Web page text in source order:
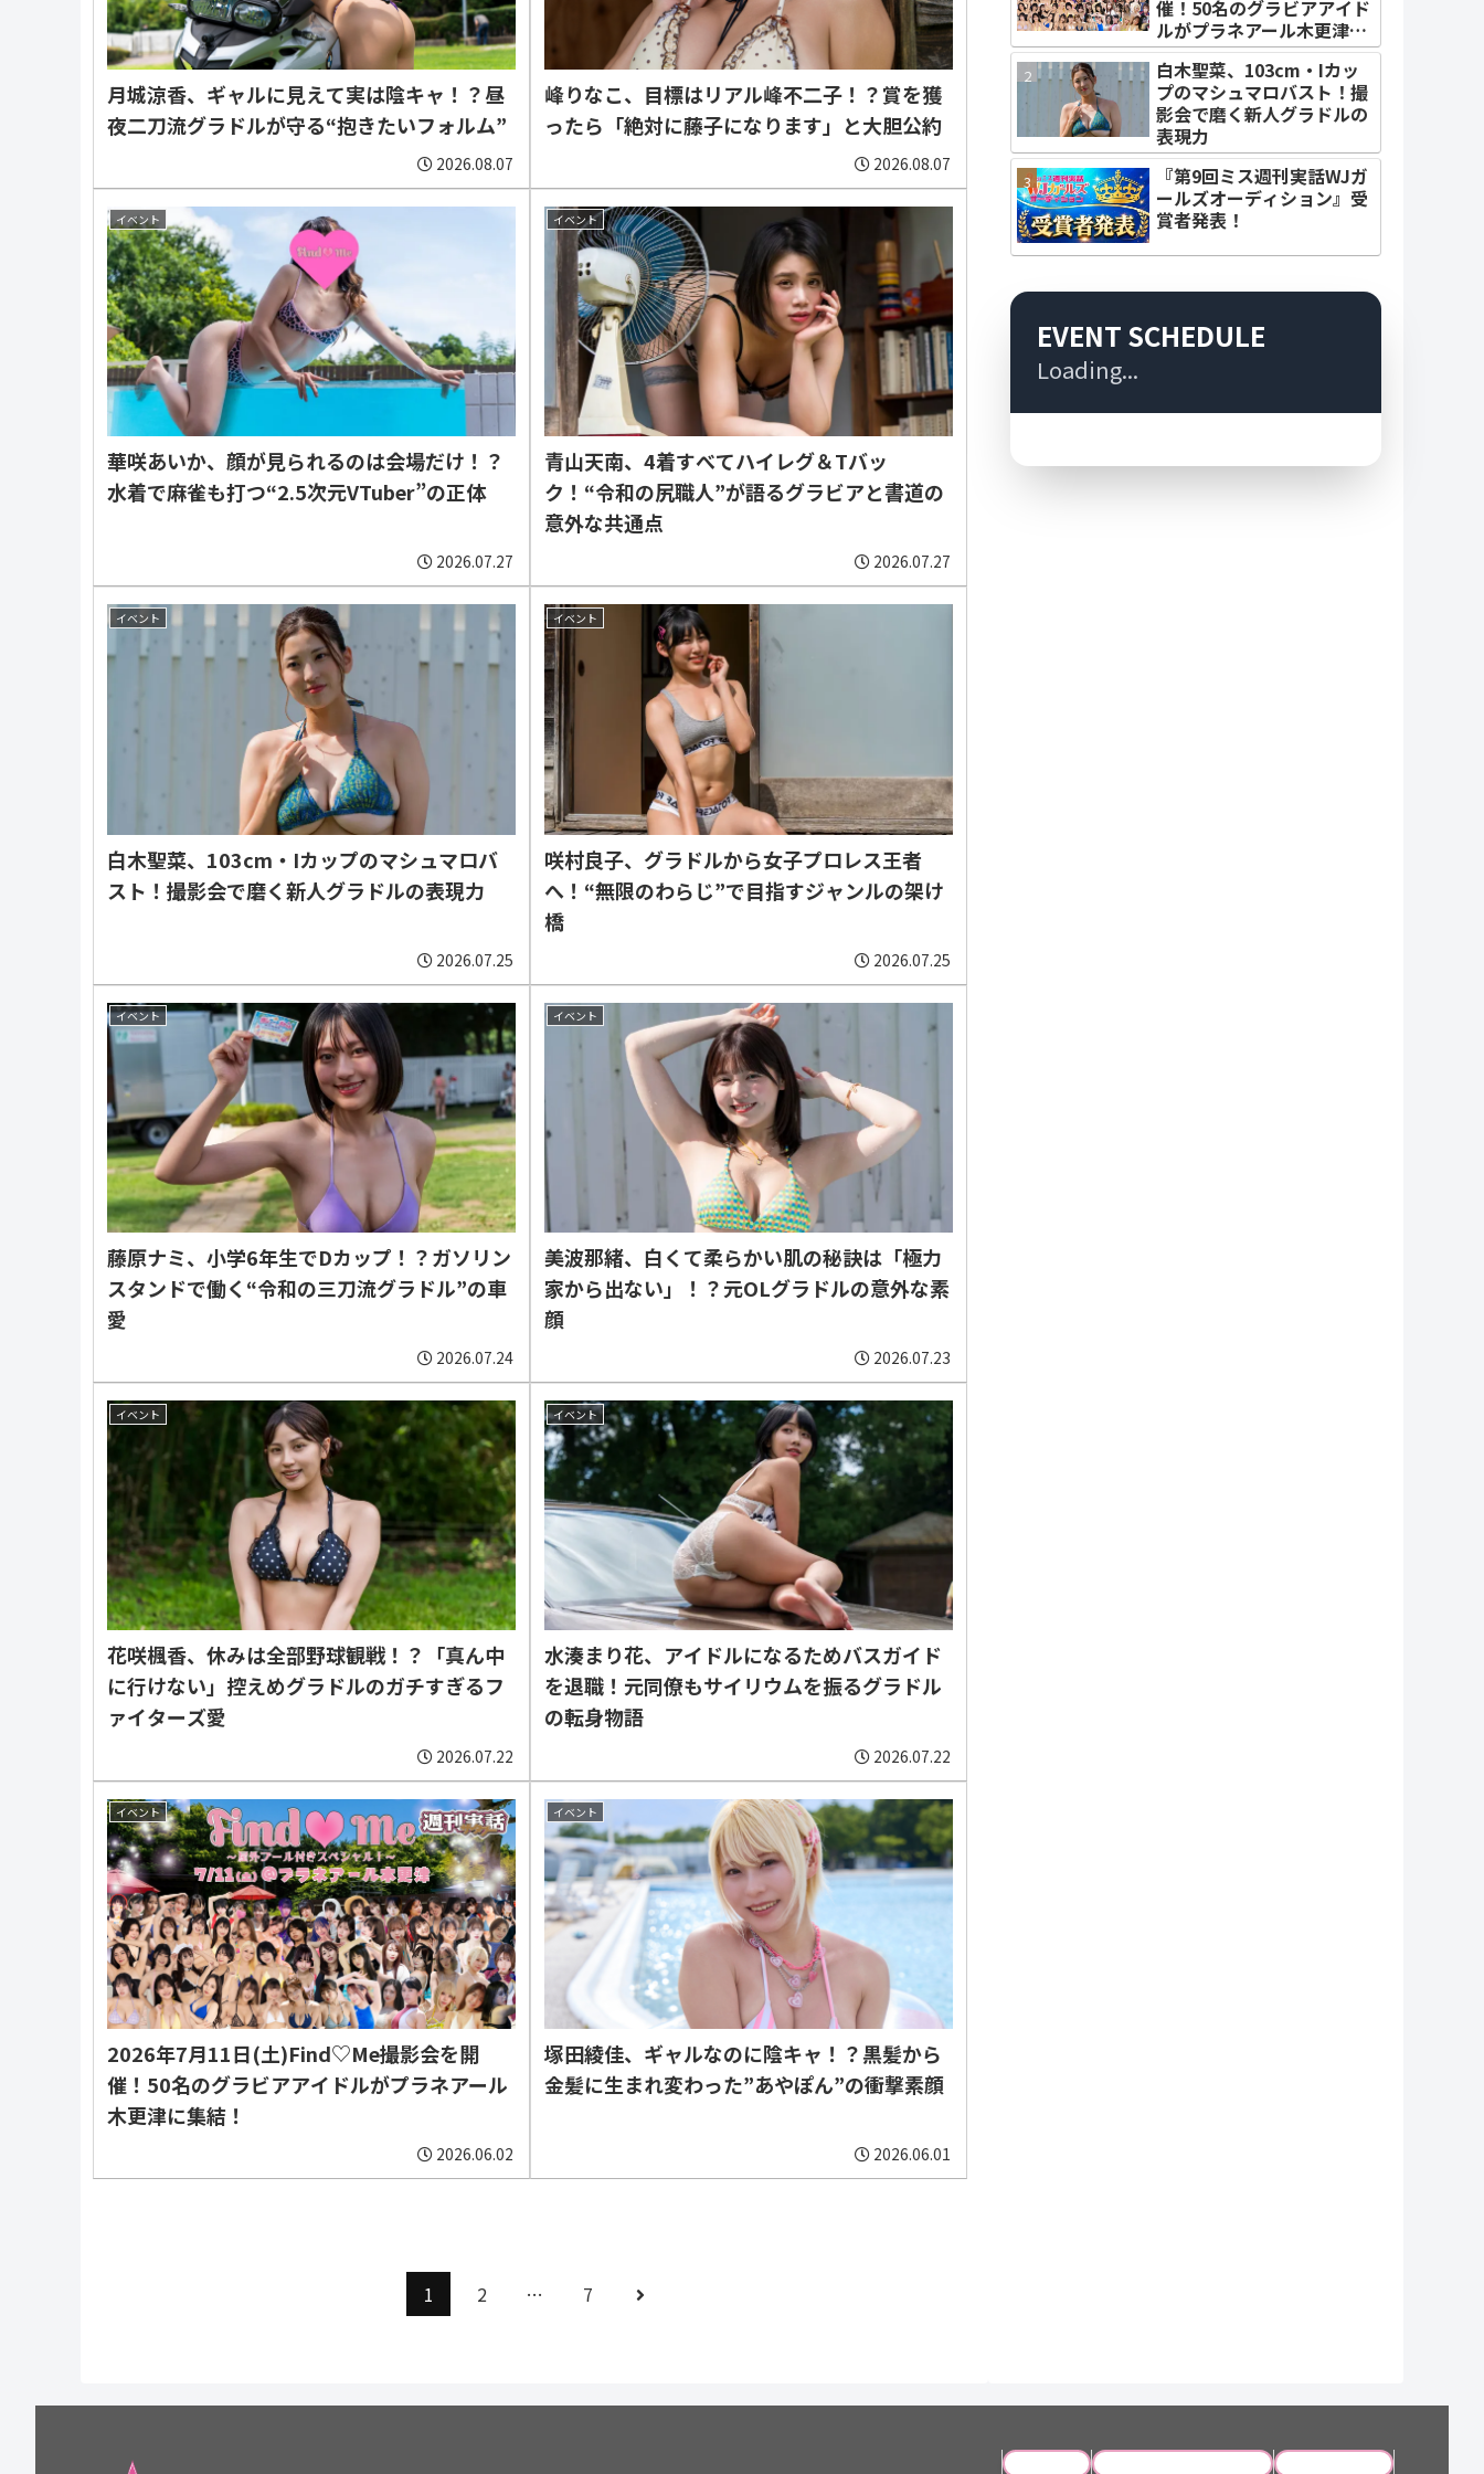
月城涼香、ギャルに見えて実は陰キャ！？昼
夜二刀流グラドルが守る“抱きたいフォルム”
2026.08.07
峰りなこ、目標はリアル峰不二子！？賞を獲
ったら「絶対に藤子になります」と大胆公約
2026.08.07
イベント
華咲あいか、顔が見られるのは会場だけ！？
水着で麻雀も打つ“2.5次元VTuber”の正体
2026.07.27
イベント
青山天南、4着すべてハイレグ＆Tバッ
ク！“令和の尻職人”が語るグラビアと書道の
意外な共通点
2026.07.27
イベント
白木聖菜、103cm・Iカップのマシュマロバ
スト！撮影会で磨く新人グラドルの表現力
2026.07.25
イベント
咲村良子、グラドルから女子プロレス王者
へ！“無限のわらじ”で目指すジャンルの架け
橋
2026.07.25
イベント
藤原ナミ、小学6年生でDカップ！？ガソリン
スタンドで働く“令和の三刀流グラドル”の車
愛
2026.07.24
イベント
美波那緒、白くて柔らかい肌の秘訣は「極力
家から出ない」！？元OLグラドルの意外な素
顔
2026.07.23
イベント
花咲楓香、休みは全部野球観戦！？「真ん中
に行けない」控えめグラドルのガチすぎるフ
ァイターズ愛
2026.07.22
イベント
水湊まり花、アイドルになるためバスガイド
を退職！元同僚もサイリウムを振るグラドル
の転身物語
2026.07.22
イベント
2026年7月11日(土)Find♡Me撮影会を開
催！50名のグラビアアイドルがプラネアール
木更津に集結！
2026.06.02
イベント
塚田綾佳、ギャルなのに陰キャ！？黒髪から
金髪に生まれ変わった”あやぽん”の衝撃素顔
2026.06.01
1 2 … 7
次
催！50名のグラビアアイド
ルがプラネアール木更津に
集結！
白木聖菜、103cm・Iカッ
プのマシュマロバスト！撮
影会で磨く新人グラドルの
表現力
『第9回ミス週刊実話WJガ
ールズオーディション』受
賞者発表！
EVENT SCHEDULE
Loading...